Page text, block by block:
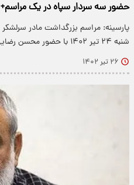
حضور سه سردار سپاه در یک
پارسینه: مراسم بزرگداشت مادر
شنبه ۲۴ تیر ۱۴۰۲ با حضور محسن رضایی عضو مجمع…
۲۶ تیر ۱۴۰۲